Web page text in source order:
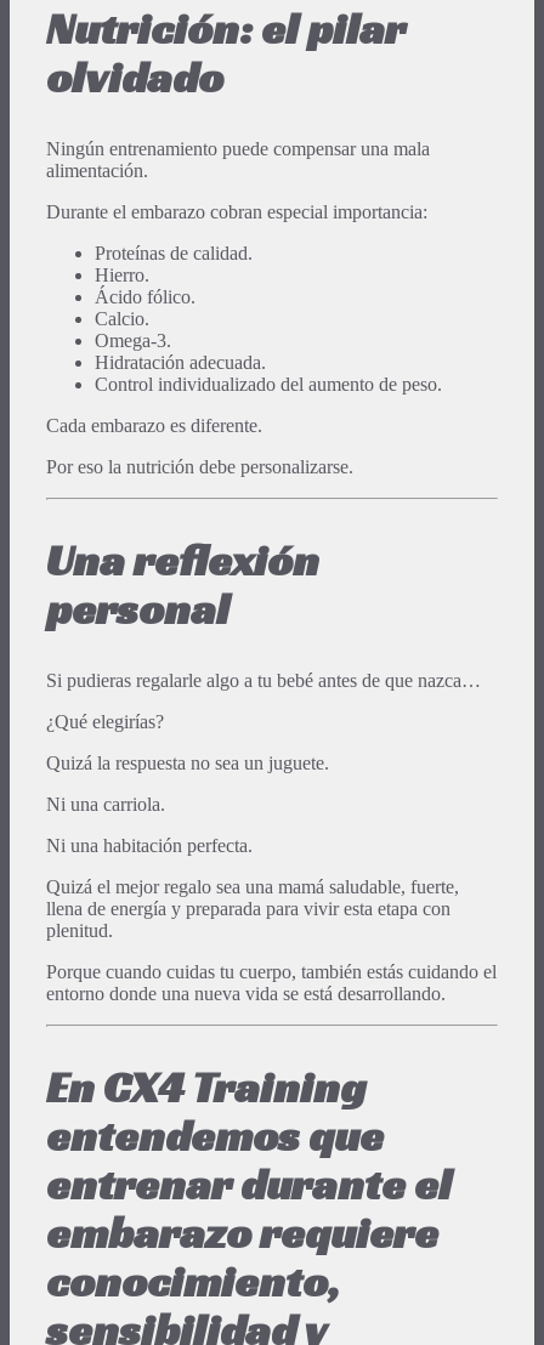
Nutrición: el pilar
olvidado
Ningún entrenamiento puede compensar una mala
alimentación.
Durante el embarazo cobran especial importancia:
Proteínas de calidad.
Hierro.
Ácido fólico.
Calcio.
Omega-3.
Hidratación adecuada.
Control individualizado del aumento de peso.
Cada embarazo es diferente.
Por eso la nutrición debe personalizarse.
Una reflexión
personal
Si pudieras regalarle algo a tu bebé antes de que nazca…
¿Qué elegirías?
Quizá la respuesta no sea un juguete.
Ni una carriola.
Ni una habitación perfecta.
Quizá el mejor regalo sea una mamá saludable, fuerte,
llena de energía y preparada para vivir esta etapa con
plenitud.
Porque cuando cuidas tu cuerpo, también estás cuidando el
entorno donde una nueva vida se está desarrollando.
En CX4 Training
entendemos que
entrenar durante el
embarazo requiere
conocimiento,
sensibilidad y